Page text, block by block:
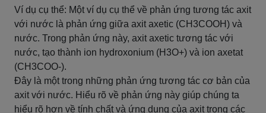
Ví dụ cụ thể: Một ví dụ cụ thể về phản ứng tương tác axit
với nước là phản ứng giữa axit axetic (CH3COOH) và
nước. Trong phản ứng này, axit axetic tương tác với
nước, tạo thành ion hydroxonium (H3O+) và ion axetat
(CH3COO-).
Đây là một trong những phản ứng tương tác cơ bản của
axit với nước. Hiểu rõ về phản ứng này giúp chúng ta
hiểu rõ hơn về tính chất và ứng dụng của axit trong các